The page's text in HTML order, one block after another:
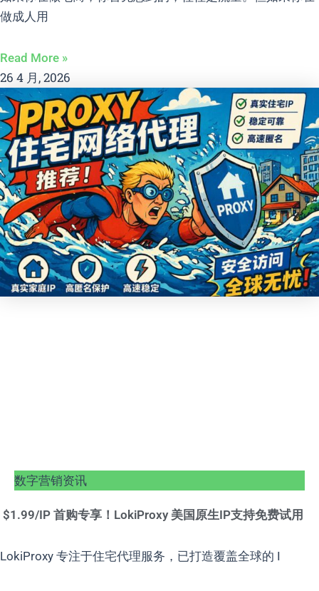
做成人用
Read More »
26 4 月, 2026
数字营销资讯
$1.99/IP 首购专享！LokiProxy 美国原生IP支持免费试用
LokiProxy 专注于住宅代理服务，已打造覆盖全球的 I